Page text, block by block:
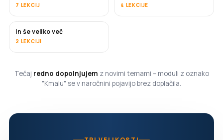
7 LEKCIJ 4 LEKCIJE
KMALU
In še veliko več
2 LEKCIJI
Tečaj redno dopolnjujem z novimi temami – moduli z oznako
"Kmalu" se v naročnini pojavijo brez doplačila.